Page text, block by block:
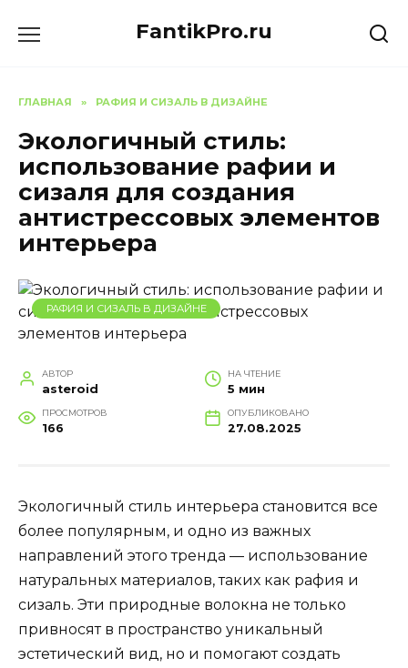
FantikPro.ru
ГЛАВНАЯ » РАФИЯ И СИЗАЛЬ В ДИЗАЙНЕ
Экологичный стиль:
использование рафии и
сизаля для создания
антистрессовых элементов
интерьера
РАФИЯ И СИЗАЛЬ В ДИЗАЙНЕ
АВТОР
asteroid
НА ЧТЕНИЕ
5 мин
ПРОСМОТРОВ
166
ОПУБЛИКОВАНО
27.08.2025
Экологичный стиль интерьера становится все
более популярным, и одно из важных
направлений этого тренда — использование
натуральных материалов, таких как рафия и
сизаль. Эти природные волокна не только
привносят в пространство уникальный
эстетический вид, но и помогают создать